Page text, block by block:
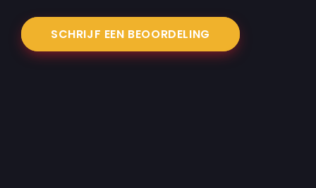
SCHRIJF EEN BEOORDELING